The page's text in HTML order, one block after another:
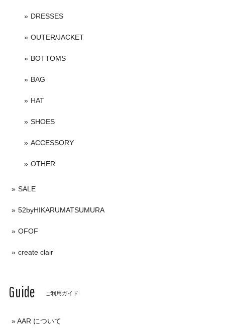
DRESSES
OUTER/JACKET
BOTTOMS
BAG
HAT
SHOES
ACCESSORY
OTHER
SALE
52byHIKARUMATSUMURA
OFOF
create clair
Guide ご利用ガイド
AAR について